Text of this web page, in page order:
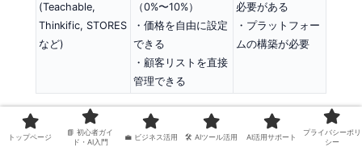
(Teachable,
Thinkific, STORES
など)
（0%〜10%）
・価格を自由に設定
できる
・顧客リストを直接
管理できる
必要がある
・プラットフォー
ムの構築が必要
初心者におすすめの戦略 は、まず Udemyのような
トップページ
📘 初心者ガイ
ド・AI入門
💼 ビジネス活用 🛠 AIツール活用 AI活用サポート
プライバシーポリ
シー